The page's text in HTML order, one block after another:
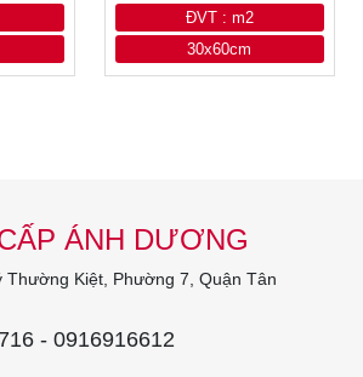
ĐVT : m2
30x60cm
ÁNH DƯƠNG
Thường Kiệt, Phường 7, Quận Tân
- 0916916612